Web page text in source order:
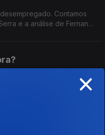
Contamos
e a análise de Fernando
ou THDA, com o
do psiquiatra Carlos
condição.
×